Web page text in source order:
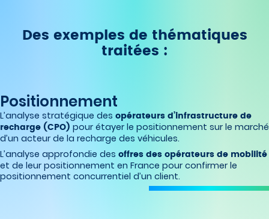
Des exemples de thématiques
traitées :
Positionnement
L’analyse stratégique des opérateurs d’infrastructure de
recharge (CPO) pour étayer le positionnement sur le marché
d’un acteur de la recharge des véhicules.
L’analyse approfondie des offres des opérateurs de mobilité
et de leur positionnement en France pour confirmer le
positionnement concurrentiel d’un client.